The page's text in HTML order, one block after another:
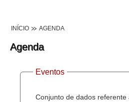
Lei de Acesso à Informação
Dados Governamentais Abertos
Planejamento
INÍCIO AGENDA
Agenda
Eventos
Conjunto de dados